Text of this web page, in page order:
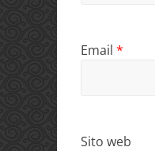
Email *
Sito web